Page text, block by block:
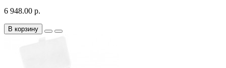
6 948.00 р.
В корзину